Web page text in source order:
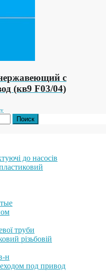
с
(кв9 F03/04)
до насосів
труби
різьбовій
н
под привод